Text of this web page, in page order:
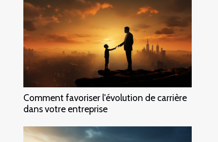
Comment favoriser l'évolution de carrière
dans votre entreprise